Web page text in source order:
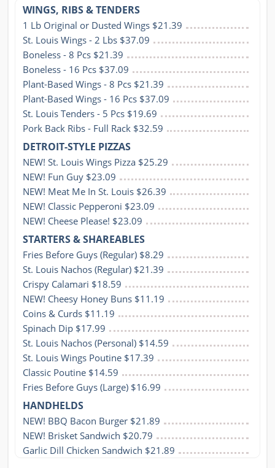
WINGS, RIBS & TENDERS
1 Lb Original or Dusted Wings $21.39
St. Louis Wings - 2 Lbs $37.09
Boneless - 8 Pcs $21.39
Boneless - 16 Pcs $37.09
Plant-Based Wings - 8 Pcs $21.39
Plant-Based Wings - 16 Pcs $37.09
St. Louis Tenders - 5 Pcs $19.69
Pork Back Ribs - Full Rack $32.59
DETROIT-STYLE PIZZAS
NEW! St. Louis Wings Pizza $25.29
NEW! Fun Guy $23.09
NEW! Meat Me In St. Louis $26.39
NEW! Classic Pepperoni $23.09
NEW! Cheese Please! $23.09
STARTERS & SHAREABLES
Fries Before Guys (Regular) $8.29
St. Louis Nachos (Regular) $21.39
Crispy Calamari $18.59
NEW! Cheesy Honey Buns $11.19
Coins & Curds $11.19
Spinach Dip $17.99
St. Louis Nachos (Personal) $14.59
St. Louis Wings Poutine $17.39
Classic Poutine $14.59
Fries Before Guys (Large) $16.99
HANDHELDS
NEW! BBQ Bacon Burger $21.89
NEW! Brisket Sandwich $20.79
Garlic Dill Chicken Sandwich $21.89